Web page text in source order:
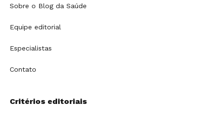
Sobre o Blog da Saúde
Equipe editorial
Especialistas
Contato
Critérios editoriais